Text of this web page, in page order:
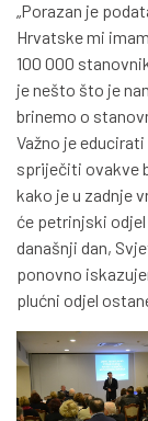
„Porazan je
Hrvatske mi
100 000
je nešto što je
brinemo o
Važno je
spriječiti ovakve
kako je u zadnje
će petrinjski
današnji dan,
ponovno
plućni odjel